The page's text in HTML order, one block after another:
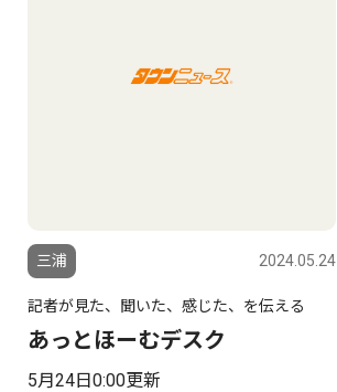
三浦 2024.05.24
記者が見た、聞いた、感じた、を伝える
あっとほーむデスク
5月24日0:00更新